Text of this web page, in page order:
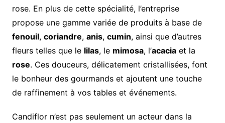
rose. En plus de cette spécialité, l’entreprise
propose une gamme variée de produits à base de
fenouil, coriandre, anis, cumin, ainsi que d’autres
fleurs telles que le lilas, le mimosa, l’acaciaet la
rose. Ces douceurs, délicatement cristallisées, font
le bonheur des gourmands et ajoutent une touche
de raffinement à vos tables et événements.
Candiflor n’est pas seulement un acteur dans la